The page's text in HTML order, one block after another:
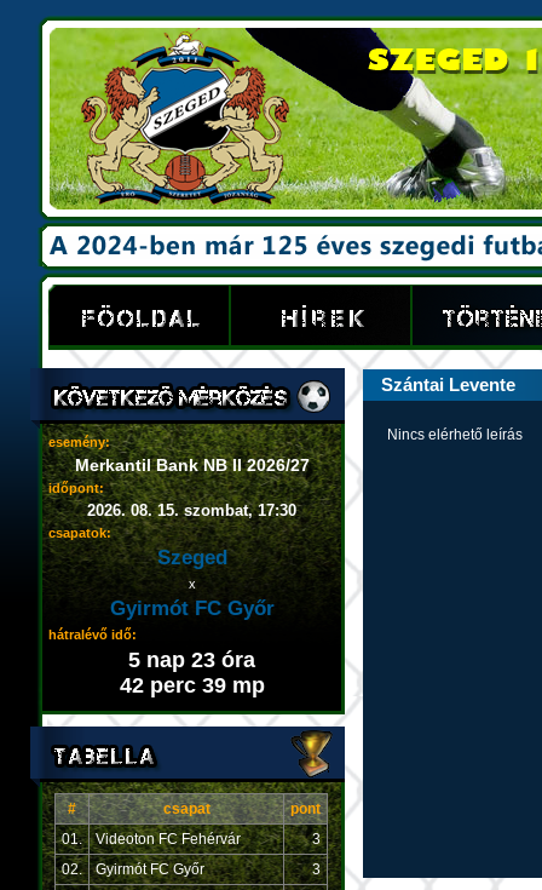
esemény:
Merkantil Bank NB II 2026/27
időpont:
2026. 08. 15. szombat, 17:30
csapatok:
Szeged
x
Gyirmót FC Győr
hátralévő idő:
5 nap 23 óra
42 perc 39 mp
# csapat
pont
01.
Videoton FC Fehérvár
3
02.
Gyirmót FC Győr
3
Szántai Levente
Nincs elérhető leírás